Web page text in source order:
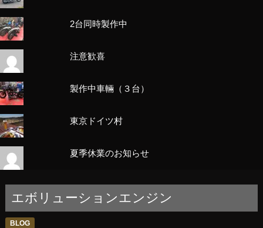
2台同時製作中
注意歓喜
製作中車輛（３台）
東京ドイツ村
夏季休業のお知らせ
エボリューションエンジン
BLOG